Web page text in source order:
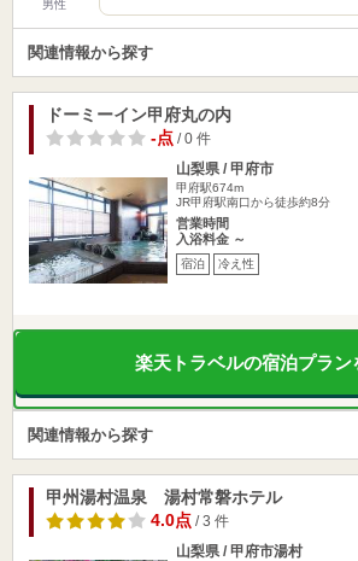
男性
関連情報から探す
ドーミーイン甲府丸の内
-点/ 0 件
山梨県 / 甲府市
甲府駅674m
JR甲府駅南口から徒歩約8分
営業時間
入浴料金 ～
宿泊 冷え性
楽天トラベルの宿泊プラン
関連情報から探す
甲州湯村温泉 湯村常磐ホテル
4.0点/ 3 件
山梨県 / 甲府市湯村